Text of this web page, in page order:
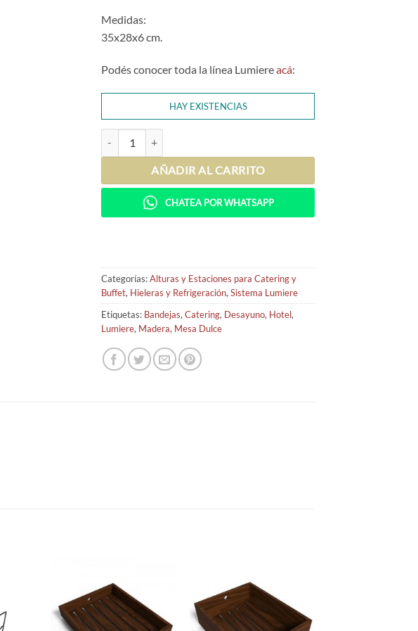
Medidas:
35x28x6 cm.
Podés conocer toda la línea Lumiereacá:
HAY EXISTENCIAS
AÑADIR AL CARRITO
CHATEA POR WHATSAPP
Categorías:Alturas y Estaciones para Catering y
Buffet, Hieleras y Refrigeración,Sistema Lumiere
Etiquetas: Bandejas,Catering, Desayuno, Hotel,
Lumiere, Madera, Mesa Dulce